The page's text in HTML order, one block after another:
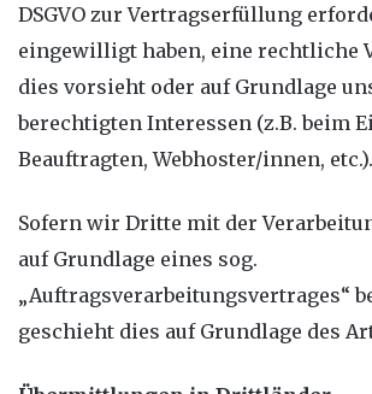
DSGVO zur Vertragserfüllung
eingewilligt haben, eine rechtliche
dies vorsieht oder auf Grundlage
berechtigten Interessen (z.B. beim
Beauftragten, Webhoster/innen, etc.).
Sofern wir Dritte mit der
auf Grundlage eines sog.
„Auftragsverarbeitungsvertrages“
geschieht dies auf Grundlage des